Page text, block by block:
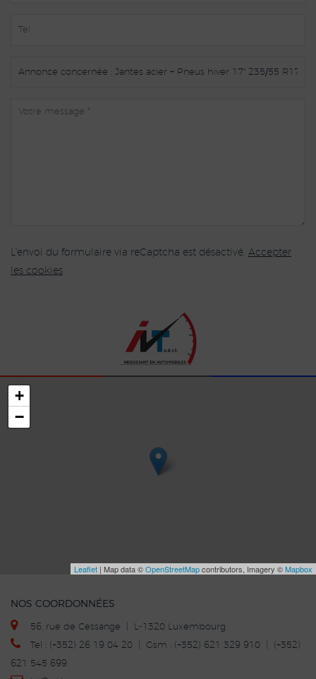
L'envoi du formulaire via reCaptcha est désactivé. Accepter
les cookies
+
−
Leaflet | Map data ©OpenStreetMapcontributors, Imagery ©Mapbox
NOS COORDONNÉES
56, rue de Cessange | L-1320 Luxembourg
Tel : (+352) 26 19 04 20 | Gsm : (+352) 621 329 910 | (+352)
621 545 699